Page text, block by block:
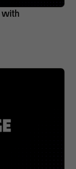
with